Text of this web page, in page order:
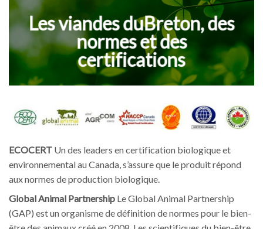
Les viandes duBreton, des
normes et des
certifications
ECOCERT Un des leaders en certification biologique et
environnemental au Canada, s’assure que le produit répond
aux normes de production biologique.
Global Animal Partnership Le Global Animal Partnership
(GAP) est un organisme de définition de normes pour le bien-